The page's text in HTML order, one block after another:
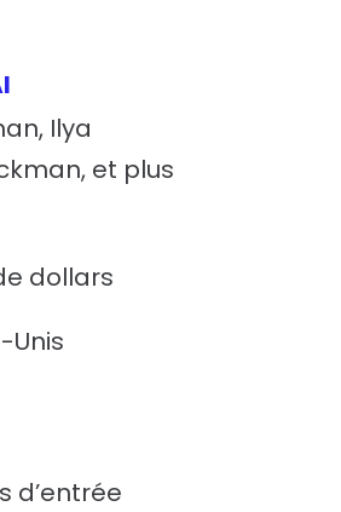
Ilya
et plus
dollars
Unis
d’entrée